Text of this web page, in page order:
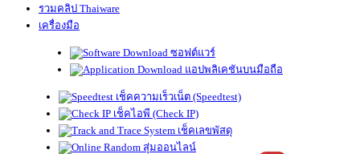
รวมคลิป Thaiware
เครื่องมือ
ซอฟต์แวร์
แอปพลิเคชันบนมือถือ
เช็คความเร็วเน็ต (Speedtest)
เช็คไอพี (Check IP)
เช็คเลขพัสดุ
สุ่มออนไลน์